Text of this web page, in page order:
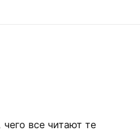
все читают те